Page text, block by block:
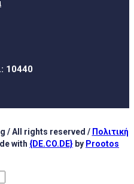
10440
/ All rights reserved / Πολιτική
with {DE.CO.DE} by Prootos